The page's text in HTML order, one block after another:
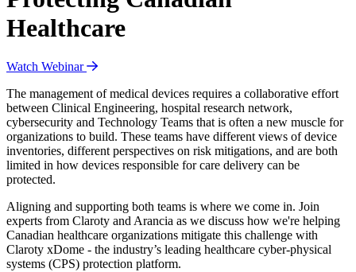
Healthcare
Watch Webinar
The management of medical devices requires a collaborative effort
between Clinical Engineering, hospital research network,
cybersecurity and Technology Teams that is often a new muscle for
organizations to build. These teams have different views of device
inventories, different perspectives on risk mitigations, and are both
limited in how devices responsible for care delivery can be
protected.
Aligning and supporting both teams is where we come in. Join
experts from Claroty and Arancia as we discuss how we're helping
Canadian healthcare organizations mitigate this challenge with
Claroty xDome - the industry’s leading healthcare cyber-physical
systems (CPS) protection platform.